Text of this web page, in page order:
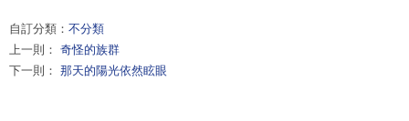
自訂分類： 不分類
上一則： 奇怪的族群
下一則： 那天的陽光依然眩眼